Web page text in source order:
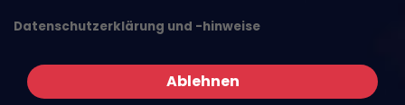
Datenschutzerklärung und -hinweise
Ablehnen